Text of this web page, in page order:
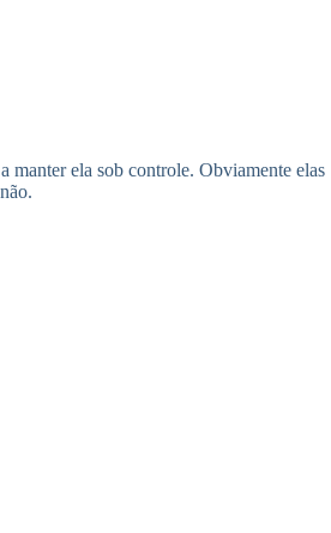
manter ela sob controle. Obviamente elas